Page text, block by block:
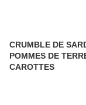
CRUMBLE DE
POMMES DE
CAROTTES